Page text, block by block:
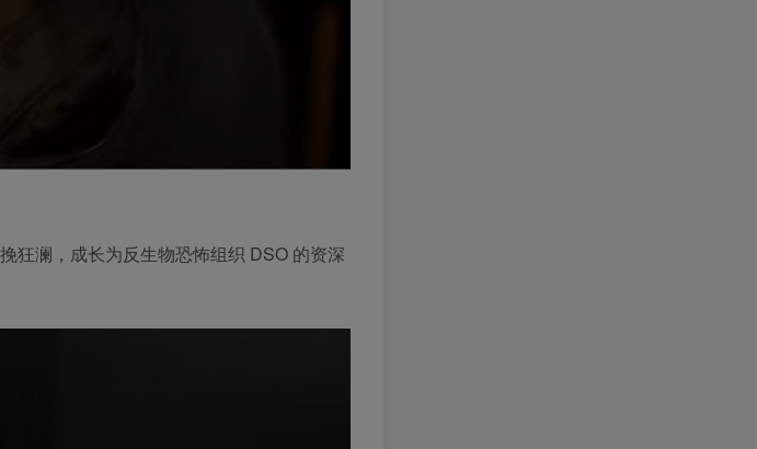
狂澜，成长为反生物恐怖组织 DSO 的资深